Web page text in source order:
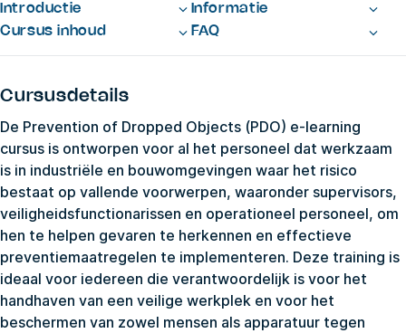
Introductie
Informatie
Cursus inhoud
FAQ
Cursusdetails
De Prevention of Dropped Objects (PDO) e-learning
cursus is ontworpen voor al het personeel dat werkzaam
is in industriële en bouwomgevingen waar het risico
bestaat op vallende voorwerpen, waaronder supervisors,
veiligheidsfunctionarissen en operationeel personeel, om
hen te helpen gevaren te herkennen en effectieve
preventiemaatregelen te implementeren. Deze training is
ideaal voor iedereen die verantwoordelijk is voor het
handhaven van een veilige werkplek en voor het
beschermen van zowel mensen als apparatuur tegen